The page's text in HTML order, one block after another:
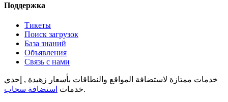
Поддержка
Тикеты
Поиск загрузок
База знаний
Объявления
Связь с нами
خدمات ممتازة لاستضافة المواقع والنطاقات بأسعار زهيدة , إحدي
خدمات استضافة سحاب .